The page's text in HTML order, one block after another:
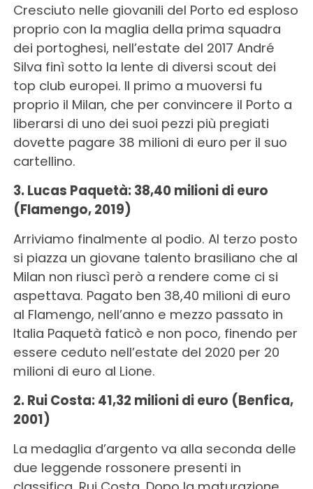
Cresciuto nelle giovanili del Porto ed esploso
proprio con la maglia della prima squadra
dei portoghesi, nell’estate del 2017 André
Silva finì sotto la lente di diversi scout dei
top club europei. Il primo a muoversi fu
proprio il Milan, che per convincere il Porto a
liberarsi di uno dei suoi pezzi più pregiati
dovette pagare 38 milioni di euro per il suo
cartellino.
3. Lucas Paquetà: 38,40 milioni di euro
(Flamengo, 2019)
Arriviamo finalmente al podio. Al terzo posto
si piazza un giovane talento brasiliano che al
Milan non riuscì però a rendere come ci si
aspettava. Pagato ben 38,40 milioni di euro
al Flamengo, nell’anno e mezzo passato in
Italia Paquetà faticò e non poco, finendo per
essere ceduto nell’estate del 2020 per 20
milioni di euro al Lione.
2. Rui Costa: 41,32 milioni di euro (Benfica,
2001)
La medaglia d’argento va alla seconda delle
due leggende rossonere presenti in